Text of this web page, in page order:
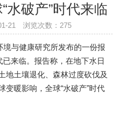
水破产”时代来临
21 浏览次数：275
与健康研究所发布的一份报
已来临。报告称，在地下水日
地土壤退化、森林过度砍伐及
变暖影响，全球“水破产”时代